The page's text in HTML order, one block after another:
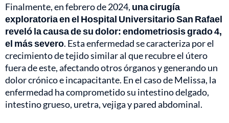
Finalmente, en febrero de 2024, una cirugía
exploratoria en el Hospital Universitario San Rafael
reveló la causa de su dolor: endometriosis grado 4,
el más severo. Esta enfermedad se caracteriza por el
crecimiento de tejido similar al que recubre el útero
fuera de este, afectando otros órganos y generando un
dolor crónico e incapacitante. En el caso de Melissa, la
enfermedad ha comprometido su intestino delgado,
intestino grueso, uretra, vejiga y pared abdominal.